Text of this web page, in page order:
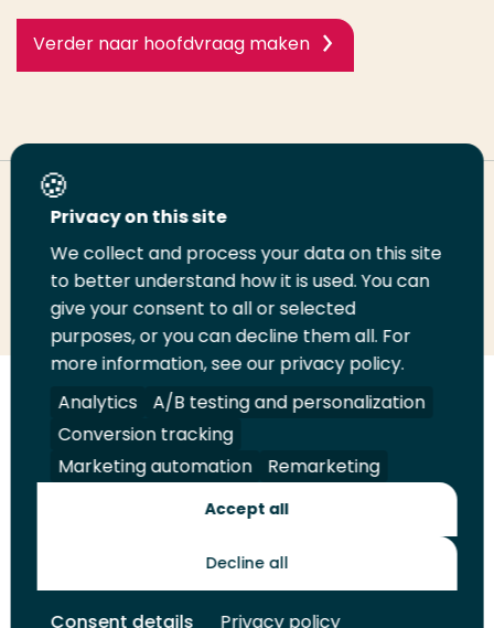
Verder naar hoofdvraag maken
Deel deze pagina
Deel
LinkedIn
Deel
op
Twitter
Deel
op
Facebook
Email
deze
pagina
Print
deze
pagina
Volg
ons
op
LinkedIn
Volg
ons
op
Facebook
Volg
ons
op
YouTube
Volg
ons
op
Instagram
Juridisch Security A-Z Index
Contact
Toekomstmakers
Privacy on this site
We collect and process your data on this site
to better understand how it is used. You can
give your consent to all or selected
purposes, or you can decline them all. For
more information, see our privacy policy.
Analytics
A/B testing and personalization
Conversion tracking
Marketing automation
Remarketing
Accept all
Decline all
Consent details Privacy policy